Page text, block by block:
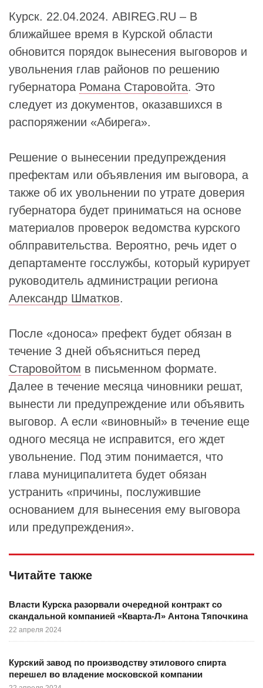
Курск. 22.04.2024. ABIREG.RU – В
ближайшее время в Курской области
обновится порядок вынесения выговоров и
увольнения глав районов по решению
губернатора Романа Старовойта. Это
следует из документов, оказавшихся в
распоряжении «Абирега».
Решение о вынесении предупреждения
префектам или объявления им выговора, а
также об их увольнении по утрате доверия
губернатора будет приниматься на основе
материалов проверок ведомства курского
облправительства. Вероятно, речь идет о
департаменте госслужбы, который курирует
руководитель администрации региона
Александр Шматков.
После «доноса» префект будет обязан в
течение 3 дней объясниться перед
Старовойтом в письменном формате.
Далее в течение месяца чиновники решат,
вынести ли предупреждение или объявить
выговор. А если «виновный» в течение еще
одного месяца не исправится, его ждет
увольнение. Под этим понимается, что
глава муниципалитета будет обязан
устранить «причины, послужившие
основанием для вынесения ему выговора
или предупреждения».
Читайте также
Власти Курска разорвали очередной контракт со
скандальной компанией «Кварта-Л» Антона Тяпочкина
22 апреля 2024
Курский завод по производству этилового спирта
перешел во владение московской компании